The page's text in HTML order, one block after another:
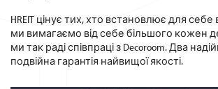
HREIT цінує тих, хто встановлює для
ми вимагаємо від себе більшого кожен
ми так раді співпраці з Decoroom. Два
подвійна гарантія найвищої якості.